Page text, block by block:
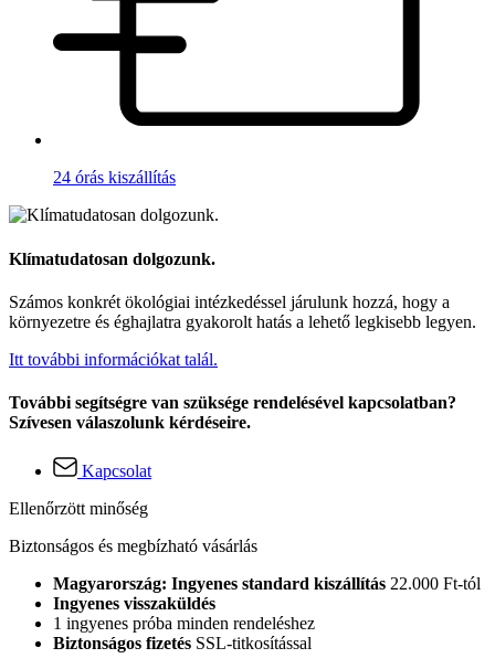
24 órás kiszállítás
Klímatudatosan dolgozunk.
Számos konkrét ökológiai intézkedéssel járulunk hozzá, hogy a
környezetre és éghajlatra gyakorolt hatás a lehető legkisebb legyen.
Itt további információkat talál.
További segítségre van szüksége rendelésével kapcsolatban?
Szívesen válaszolunk kérdéseire.
Kapcsolat
Ellenőrzött minőség
Biztonságos és megbízható vásárlás
Magyarország: Ingyenes standard kiszállítás 22.000 Ft-tól
Ingyenes visszaküldés
1 ingyenes próba minden rendeléshez
Biztonságos fizetés SSL-titkosítással